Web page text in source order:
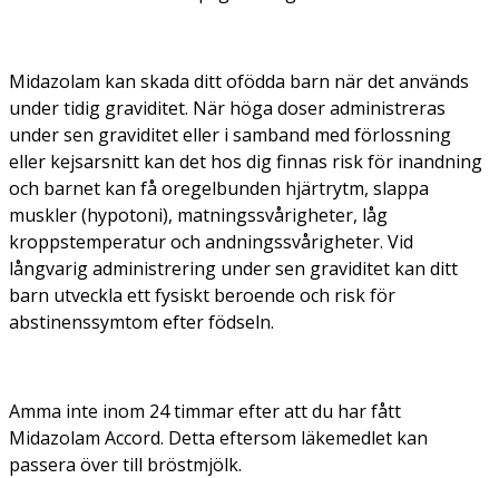
Midazolam kan skada ditt ofödda barn när det används
under tidig graviditet. När höga doser administreras
under sen graviditet eller i samband med förlossning
eller kejsarsnitt kan det hos dig finnas risk för inandning
och barnet kan få oregelbunden hjärtrytm, slappa
muskler (hypotoni), matningssvårigheter, låg
kroppstemperatur och andningssvårigheter. Vid
långvarig administrering under sen graviditet kan ditt
barn utveckla ett fysiskt beroende och risk för
abstinenssymtom efter födseln.
Amma inte inom 24 timmar efter att du har fått
Midazolam Accord. Detta eftersom läkemedlet kan
passera över till bröstmjölk.